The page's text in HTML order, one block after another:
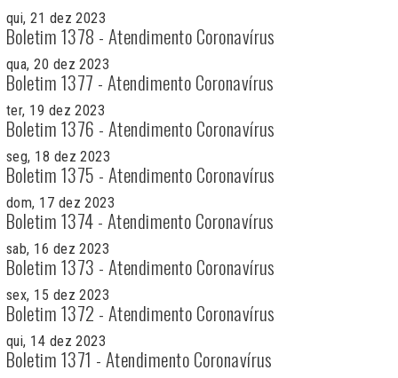
qui, 21 dez 2023
Boletim 1378 - Atendimento Coronavírus
qua, 20 dez 2023
Boletim 1377 - Atendimento Coronavírus
ter, 19 dez 2023
Boletim 1376 - Atendimento Coronavírus
seg, 18 dez 2023
Boletim 1375 - Atendimento Coronavírus
dom, 17 dez 2023
Boletim 1374 - Atendimento Coronavírus
sab, 16 dez 2023
Boletim 1373 - Atendimento Coronavírus
sex, 15 dez 2023
Boletim 1372 - Atendimento Coronavírus
qui, 14 dez 2023
Boletim 1371 - Atendimento Coronavírus